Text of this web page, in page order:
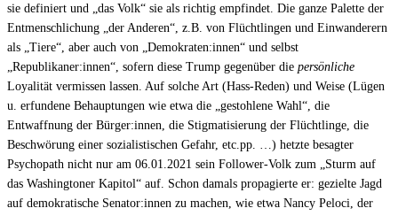
sie definiert und „das Volk“ sie als richtig empfindet. Die ganze Palette der
Entmenschlichung „der Anderen“, z.B. von Flüchtlingen und Einwanderern
als „Tiere“, aber auch von „Demokraten:innen“ und selbst
„Republikaner:innen“, sofern diese Trump gegenüber die persönliche
Loyalität vermissen lassen. Auf solche Art (Hass-Reden) und Weise (Lügen
u. erfundene Behauptungen wie etwa die „gestohlene Wahl“, die
Entwaffnung der Bürger:innen, die Stigmatisierung der Flüchtlinge, die
Beschwörung einer sozialistischen Gefahr, etc.pp. …) hetzte besagter
Psychopath nicht nur am 06.01.2021 sein Follower-Volk zum „Sturm auf
das Washingtoner Kapitol“ auf. Schon damals propagierte er: gezielte Jagd
auf demokratische Senator:innen zu machen, wie etwa Nancy Peloci, der